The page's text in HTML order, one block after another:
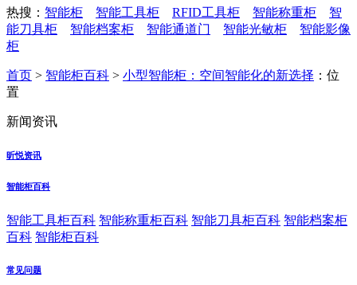
热搜： 智能柜 智能工具柜 RFID工具柜 智能称重柜
智
能刀具柜
智能档案柜 智能通道门 智能光敏柜
智能影像
柜
首页 > 智能柜百科 > 小型智能柜：空间智能化的新选择 ：位
置
新闻资讯
昕悦资讯
智能柜百科
智能工具柜百科 智能称重柜百科 智能刀具柜百科 智能档案柜
百科 智能柜百科
常见问题